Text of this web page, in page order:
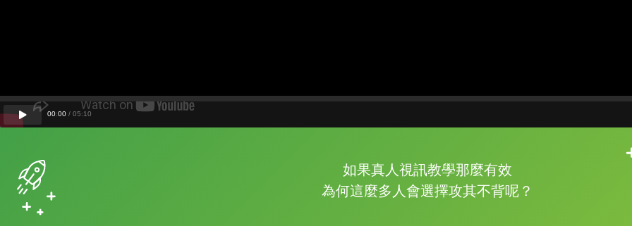
如果真人視訊教學那麼有效
為何這麼多人會選擇攻其不背呢？
的品牌故事
00:00 / 05:10